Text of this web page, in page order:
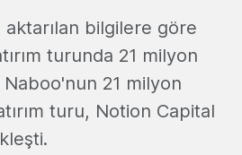
aktarılan bilgilere göre
turunda 21 milyon
Naboo'nun 21 milyon
turu, Notion Capital